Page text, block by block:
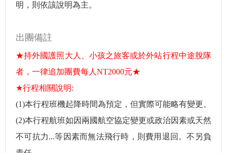
明，則依該說明為主。
出團備註
★持外國護照大人、小孩之旅客或於外站行程中途脫隊
者，一律追加團費每人NT2000元★
★行程相關說明:
(1)本行程班機起降時間為預定，但實際可能略有變更。
(2)本行程航班如因兩國航空協定變更或政治因素或天然
不可抗力...等因素而無法飛行時，則費用退回。不另負